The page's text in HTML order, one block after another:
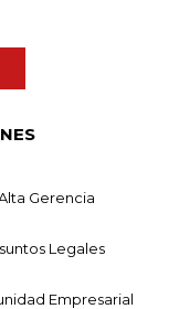
Gerencia
Legales
Empresarial